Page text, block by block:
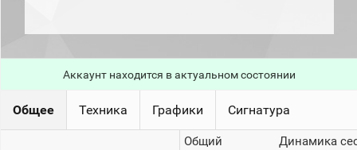
Статистика
стримеров
Аккаунт находится в актуальном состоянии
Общее Техника Графики Сигнатура
Общий Динамика